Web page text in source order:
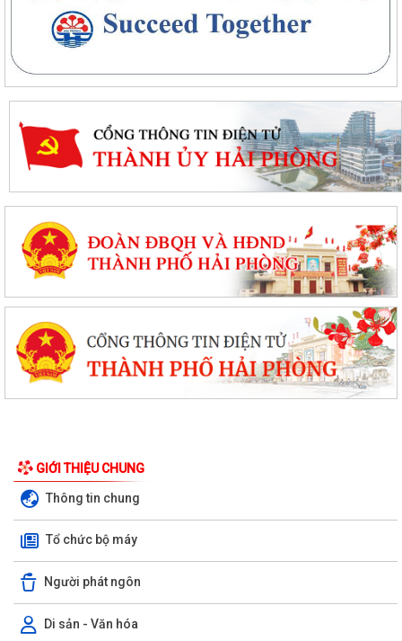
GIỚI THIỆU CHUNG
Thông tin chung
Tổ chức bộ máy
Người phát ngôn
Di sản - Văn hóa
PHƯỜNG LÊ ĐẠI HÀNH TỔ CHỨC LỄ CẦU SIÊU TRI ÂN CÁC ANH HÙNG
LIỆT SĨ